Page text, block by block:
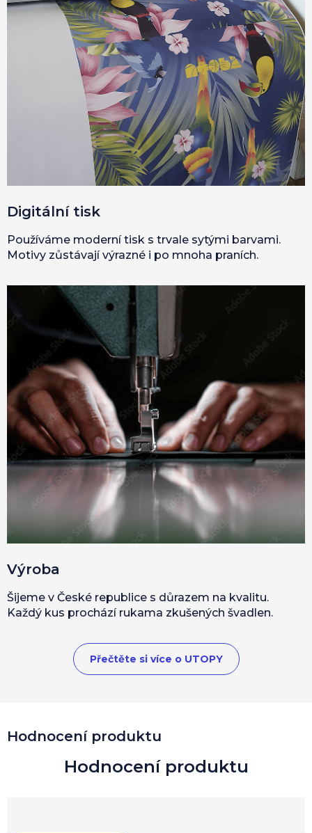
Hodnocení produktu
Digitální tisk
Používáme moderní tisk s trvale sytými barvami.
Motivy zůstávají výrazné i po mnoha praních.
Výroba
Šijeme v České republice s důrazem na kvalitu.
Každý kus prochází rukama zkušených švadlen.
Přečtěte si více o UTOPY